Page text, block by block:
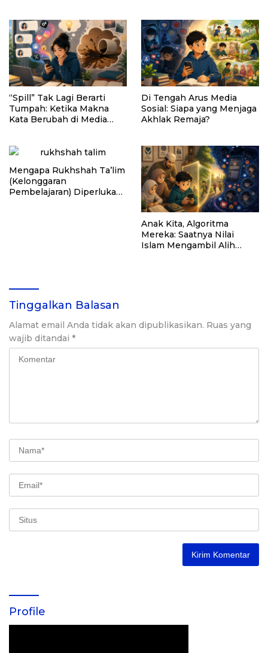
“Spill” Tak Lagi Berarti
Tumpah: Ketika Makna
Kata Berubah di Media
Di Tengah Arus Media
Sosial: Siapa yang Menjaga
Akhlak Remaja?
Mengapa Rukhshah Ta’lim
(Kelonggaran
Pembelajaran) Diperlukan
Anak Kita, Algoritma
Mereka: Saatnya Nilai
Islam Mengambil Alih
Tinggalkan Balasan
Alamat email Anda tidak akan dipublikasikan. Ruas yang
wajib ditandai *
Profile